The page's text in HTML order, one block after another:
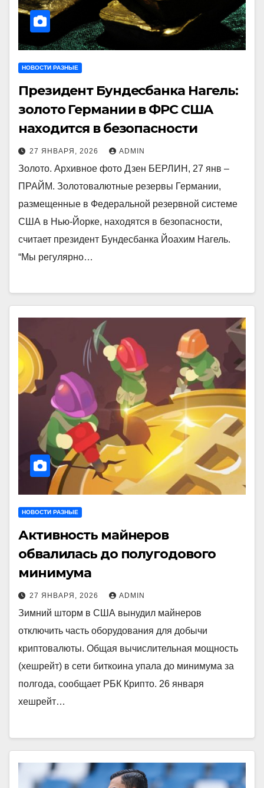
НОВОСТИ РАЗНЫЕ
Президент Бундесбанка Нагель:
золото Германии в ФРС США
находится в безопасности
27 ЯНВАРЯ, 2026 ADMIN
Золото. Архивное фото Дзен БЕРЛИН, 27 янв –
ПРАЙМ. Золотовалютные резервы Германии,
размещенные в Федеральной резервной системе
США в Нью-Йорке, находятся в безопасности,
считает президент Бундесбанка Йоахим Нагель.
“Мы регулярно…
НОВОСТИ РАЗНЫЕ
Активность майнеров
обвалилась до полугодового
минимума
27 ЯНВАРЯ, 2026 ADMIN
Зимний шторм в США вынудил майнеров
отключить часть оборудования для добычи
криптовалюты. Общая вычислительная мощность
(хешрейт) в сети биткоина упала до минимума за
полгода, сообщает РБК Крипто. 26 января
хешрейт…